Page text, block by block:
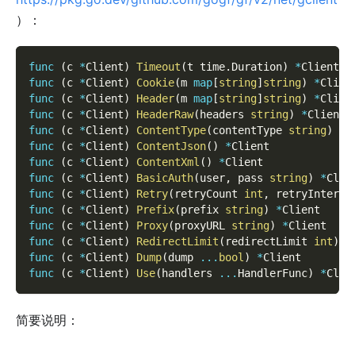
）：
func (c *Client) Timeout (t time. Duration) *Client
func
(c *Client) Cookie(m map [string] string) *
func
(c *Client) Header(m map [string] string) *
func
(c *Client) HeaderRaw( headers string) *Client
func
(c *Client) ContentType(contentType string)
func
(c *Client) ContentJson( ) *Client
func
(c *Client) ContentXml ( ) *Client
func
(c *Client) BasicAuth(user, pass string) *
func
(c *Client) Retry( retryCount int ,
func
(c *Client) Prefix(prefix string) *Client
func
(c *Client) Proxy(proxyURL string) *Client
func
(c *Client) RedirectLimit ( redirectLimit int)
func
(c *Client) Dump(dump ... bool ) *Client
func
(c *Client) Use( handlers ... HandlerFunc) *
简要说明：